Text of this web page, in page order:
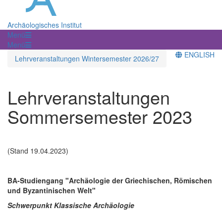
Archäologisches Institut
Menü
Menü
Lehrveranstaltungen Wintersemester 2026/27
ENGLISH
Lehrveranstaltungen
Sommersemester 2023
(Stand 19.04.2023)
BA-Studiengang "Archäologie der Griechischen, Römischen
und Byzantinischen Welt"
Schwerpunkt Klassische Archäologie